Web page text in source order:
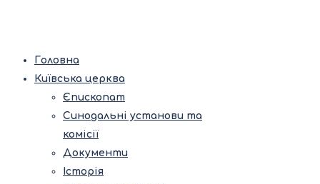
Головна
Київська церква
Єпископат
Синодальні установи та
комісії
Документи
Історія